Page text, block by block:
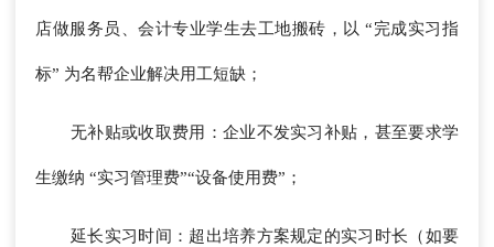
店做服务员、会计专业学生去工地搬砖，以 “完成实习指
标” 为名帮企业解决用工短缺；
无补贴或收取费用：企业不发实习补贴，甚至要求学
生缴纳 “实习管理费”“设备使用费”；
延长实习时间：超出培养方案规定的实习时长（如要